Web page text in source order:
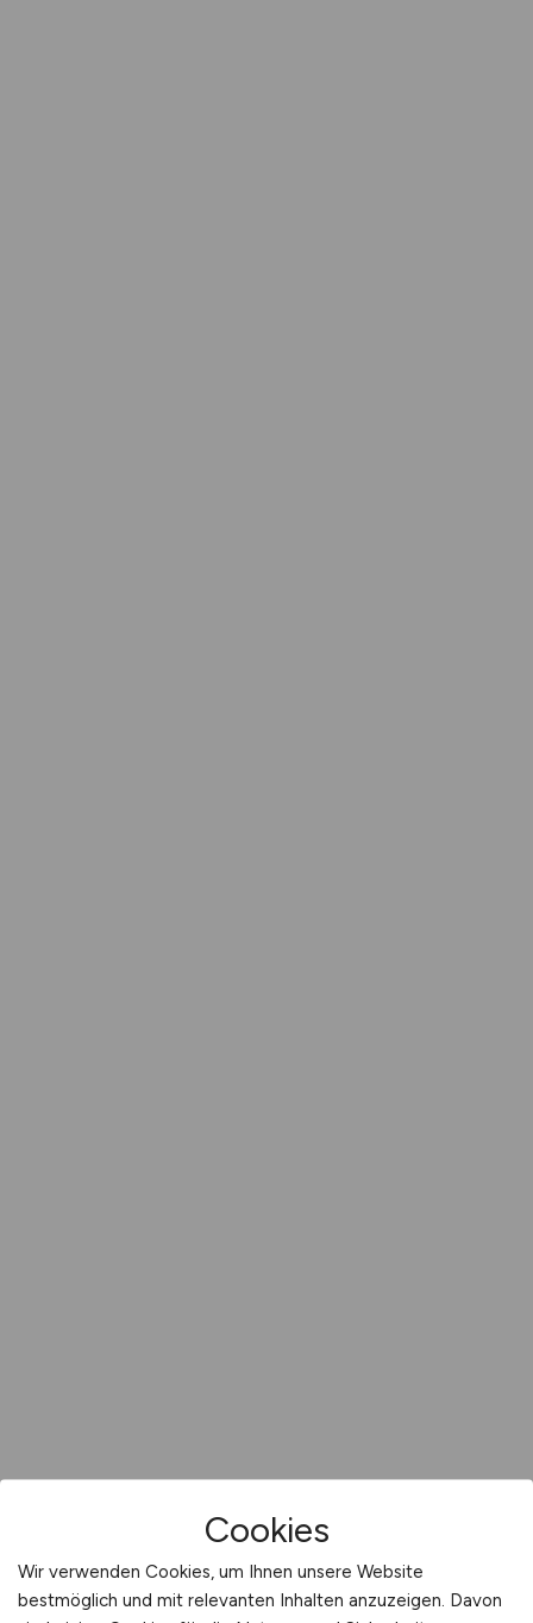
Cookies
Wir verwenden Cookies, um Ihnen unsere Website
bestmöglich und mit relevanten Inhalten anzuzeigen. Davon